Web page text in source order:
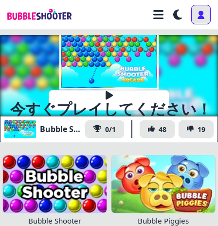
今すぐプレイしてください！
Bubble Shooter Arcade 0/1 48 19
Bubble Shooter Bubble Piggies